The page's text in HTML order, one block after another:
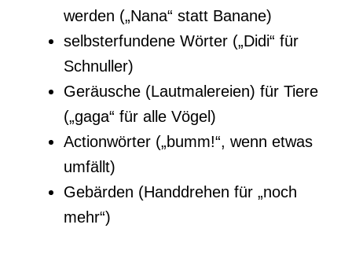
werden („Nana“ statt Banane)
selbsterfundene Wörter („Didi“ für
Schnuller)
Geräusche (Lautmalereien) für Tiere
(„gaga“ für alle Vögel)
Actionwörter („bumm!“, wenn etwas
umfällt)
Gebärden (Handdrehen für „noch
mehr“)